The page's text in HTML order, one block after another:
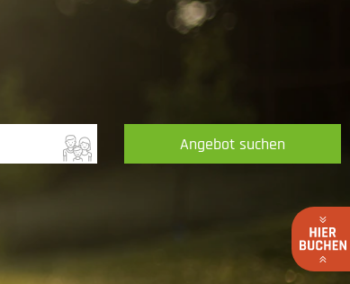
Angebot suchen